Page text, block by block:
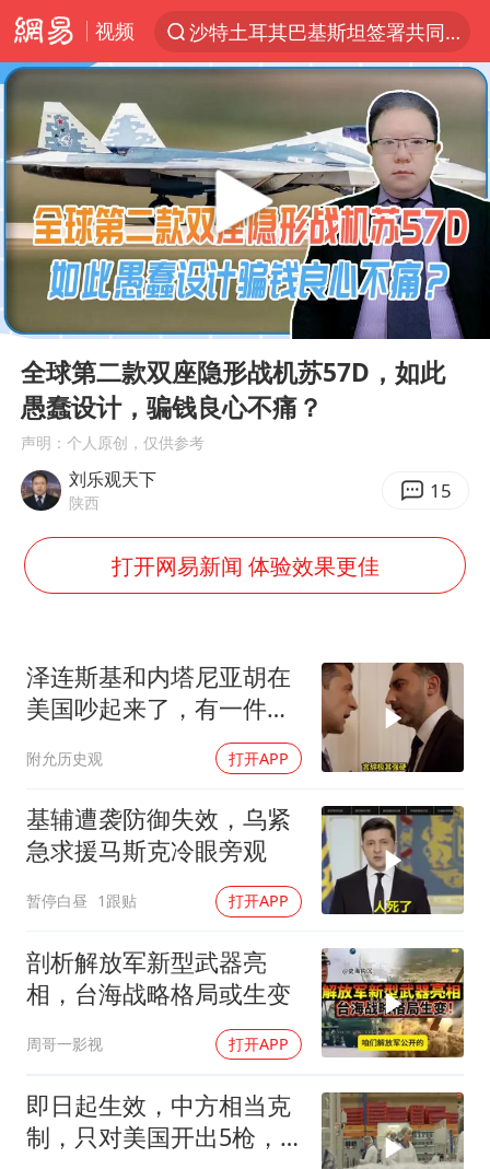
视频
沙特土耳其巴基斯坦签署共同防务协议
“电影+”如何激发千亿级消费新活力？
泉州市委书记张毅恭被查
台风白海豚已进入24小时警戒线
全球首个长时储能一体化产业园量产
上海：台风白海豚或将带来龙卷风
四川宜宾市高县4.9级地震致1人死亡
名创优品回应女子吐槽内裤质量差
国防部：中国军队坚决反制任何闹海挑衅图谋
我国外贸延续良好增长态势
“新疆阿勒泰八月能滑雪”不实
胡彦斌韩磊 谁帮谁
胡彦斌获《歌手2026》歌王
秋天的第一杯奶茶到底有多火
夯实基础开新局
Play
06:30
全球第二款双座隐形战机苏57D，如此
愚蠢设计，骗钱良心不痛？
声明：个人原创，仅供参考
刘乐观天下
陕西 15
打开网易新闻 体验效果更佳
泽连斯基和内塔尼亚胡在
美国吵起来了，有一件事
附允历史观 打开APP
基辅遭袭防御失效，乌紧
急求援马斯克冷眼旁观
暂停白昼 1跟贴 打开APP
剖析解放军新型武器亮
相，台海战略格局或生变
周哥一影视 打开APP
即日起生效，中方相当克
制，只对美国开出5枪，